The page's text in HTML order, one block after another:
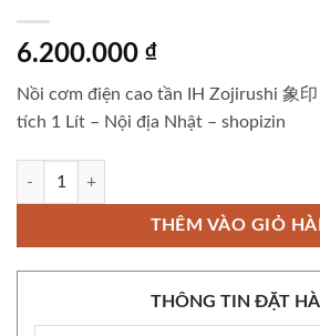
6.200.000 ₫
Nồi cơm điện cao tần IH Zojirushi 象
tích 1 Lít – Nội địa Nhật – shopizin
Còn kho Bộ Nồi cơm điện cao tần IH
THÊM VÀO GIỎ
THÔNG TIN ĐẶT